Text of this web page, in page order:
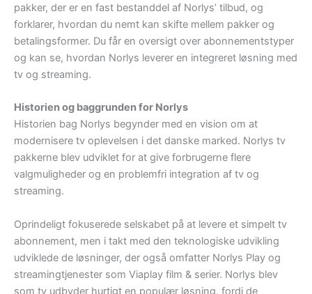
pakker, der er en fast bestanddel af Norlys’ tilbud, og
forklarer, hvordan du nemt kan skifte mellem pakker og
betalingsformer. Du får en oversigt over abonnementstyper
og kan se, hvordan Norlys leverer en integreret løsning med
tv og streaming.
Historien og baggrunden for Norlys
Historien bag Norlys begynder med en vision om at
modernisere tv oplevelsen i det danske marked. Norlys tv
pakkerne blev udviklet for at give forbrugerne flere
valgmuligheder og en problemfri integration af tv og
streaming.
Oprindeligt fokuserede selskabet på at levere et simpelt tv
abonnement, men i takt med den teknologiske udvikling
udviklede de løsninger, der også omfatter Norlys Play og
streamingtjenester som Viaplay film & serier. Norlys blev
som tv udbyder hurtigt en populær løsning, fordi de